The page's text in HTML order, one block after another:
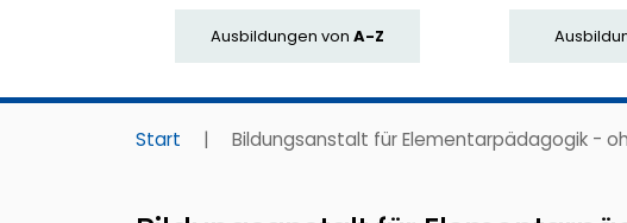
Ausbildungen von A-Z
Start | Bildungsanstalt für Elementarpädagogik -